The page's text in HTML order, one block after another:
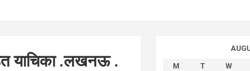
याचिका .लखनऊ .
M
T W